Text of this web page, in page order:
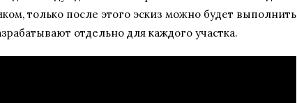
только после этого эскиз можно будет выполнить
отдельно для каждого участка.